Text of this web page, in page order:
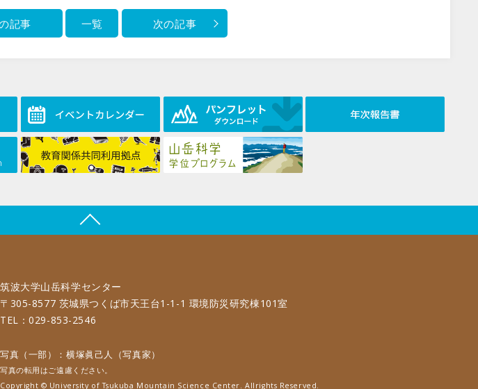
記事 一覧 次の記事
筑波大学山岳科学センター
〒305-8577 茨城県つくば市天王台1-1-1 環境防災研究棟101室
TEL：029-853-2546
写真（一部）：横塚眞己人（写真家）
写真の転用はご遠慮ください。
Copyright © University of Tsukuba Mountain Science Center. Allrights Reserved.